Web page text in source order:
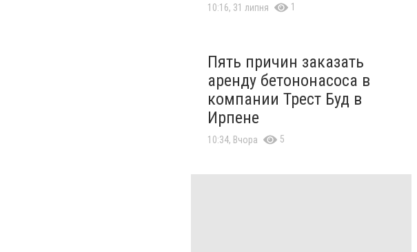
10:16, 31 липня 1
Пять причин заказать
аренду бетононасоса в
компании Трест Буд в
Ирпене
10:34, Вчора 5